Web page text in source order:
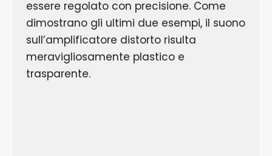
essere regolato con precisione. Come
dimostrano gli ultimi due esempi, il suono
sull’amplificatore distorto risulta
meravigliosamente plastico e
trasparente.